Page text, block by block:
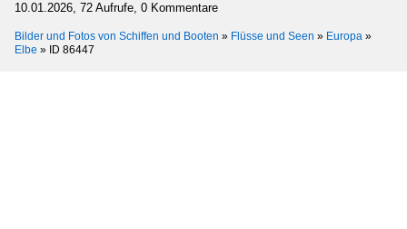
10.01.2026, 72 Aufrufe, 0 Kommentare
Bilder und Fotos von Schiffen und Booten » Flüsse und Seen » Europa »
Elbe » ID 86447